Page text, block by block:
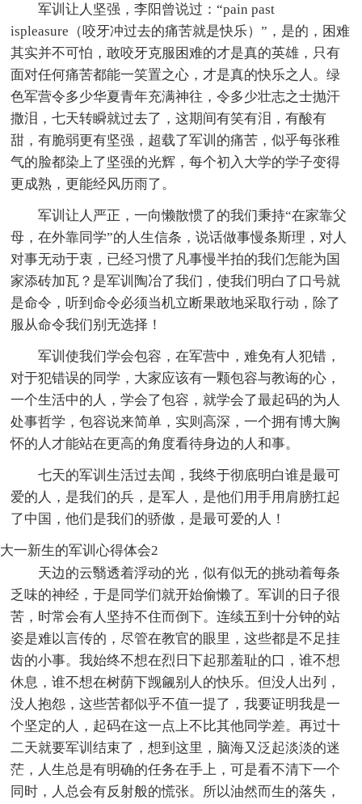
军训让人坚强，李阳曾说过：“pain past
ispleasure（咬牙冲过去的痛苦就是快乐）”，是的，困难
其实并不可怕，敢咬牙克服困难的才是真的英雄，只有
面对任何痛苦都能一笑置之心，才是真的快乐之人。绿
色军营令多少华夏青年充满神往，令多少壮志之士抛汗
撒泪，七天转瞬就过去了，这期间有笑有泪，有酸有
甜，有脆弱更有坚强，超载了军训的痛苦，似乎每张稚
气的脸都染上了坚强的光辉，每个初入大学的学子变得
更成熟，更能经风历雨了。
军训让人严正，一向懒散惯了的我们秉持“在家靠父
母，在外靠同学”的人生信条，说话做事慢条斯理，对人
对事无动于衷，已经习惯了凡事慢半拍的我们怎能为国
家添砖加瓦？是军训陶冶了我们，使我们明白了口号就
是命令，听到命令必须当机立断果敢地采取行动，除了
服从命令我们别无选择！
军训使我们学会包容，在军营中，难免有人犯错，
对于犯错误的同学，大家应该有一颗包容与教诲的心，
一个生活中的人，学会了包容，就学会了最起码的为人
处事哲学，包容说来简单，实则高深，一个拥有博大胸
怀的人才能站在更高的角度看待身边的人和事。
七天的军训生活过去闻，我终于彻底明白谁是最可
爱的人，是我们的兵，是军人，是他们用手用肩膀扛起
了中国，他们是我们的骄傲，是最可爱的人！
大一新生的军训心得体会2
天边的云翳透着浮动的光，似有似无的挑动着每条
乏味的神经，于是同学们就开始偷懒了。军训的日子很
苦，时常会有人坚持不住而倒下。连续五到十分钟的站
姿是难以言传的，尽管在教官的眼里，这些都是不足挂
齿的小事。我始终不想在烈日下起那羞耻的口，谁不想
休息，谁不想在树荫下觊觎别人的快乐。但没人出列，
没人抱怨，这些苦都似乎不值一提了，我要证明我是一
个坚定的人，起码在这一点上不比其他同学差。再过十
二天就要军训结束了，想到这里，脑海又泛起淡淡的迷
茫，人生总是有明确的任务在手上，可是看不清下一个
同时，人总会有反射般的慌张。所以油然而生的落失，